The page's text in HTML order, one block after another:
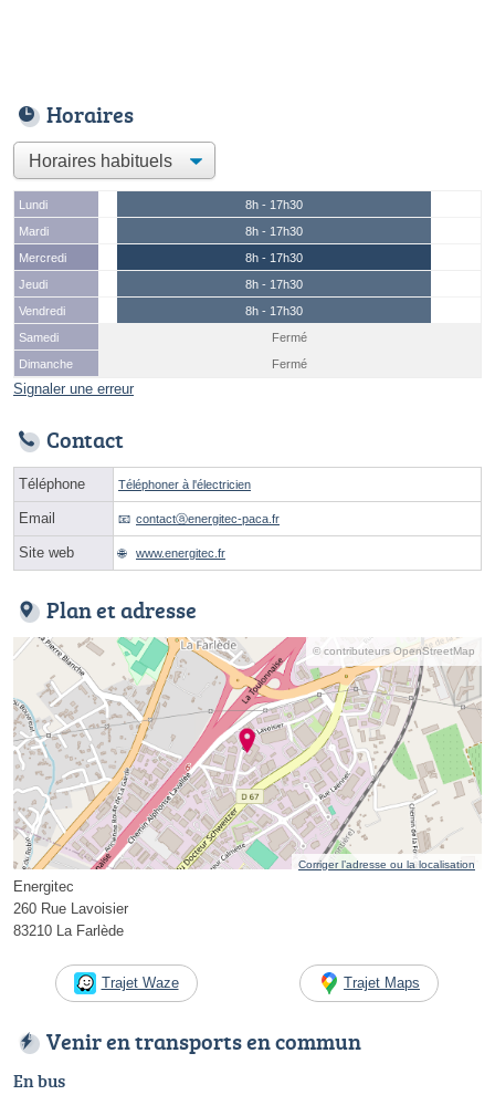
Horaires
Lundi
8h - 17h30
Mardi
8h - 17h30
Mercredi
8h - 17h30
Jeudi
8h - 17h30
Vendredi
8h - 17h30
Samedi
Fermé
Dimanche
Fermé
Signaler une erreur
Contact
Téléphone Téléphoner à l'électricien
Email contactⓐenergitec-paca.fr
Site web www.energitec.fr
Plan et adresse
© contributeurs OpenStreetMap
Corriger l’adresse ou la localisation
Energitec
260 Rue Lavoisier
83210 La Farlède
Trajet Waze Trajet Maps
Venir en transports en commun
En bus